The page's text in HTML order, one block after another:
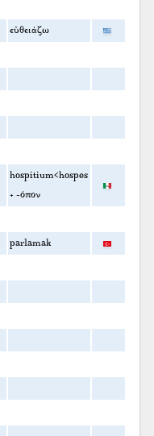
εὐθειάζω
hospitium<hospes
+ -όπον
parlamak